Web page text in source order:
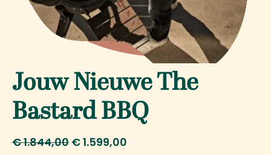
Jouw Nieuwe The
Bastard BBQ
€1.844,00 €1.599,00